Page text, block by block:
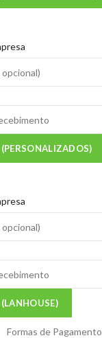
Formas de Pagamento